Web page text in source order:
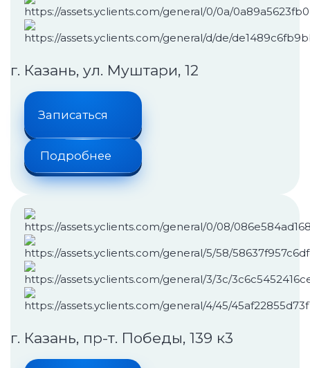
Спортивные травмы
Психологические и психосоматические
Для пациентов
Документы для налогового вычета
Обратная форма
г. Казань, ул. Муштари, 12
Записаться
Подробнее
г. Казань, пр-т. Победы, 139 к3